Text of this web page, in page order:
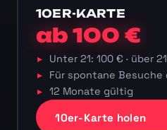
10ER-KARTE
ab 100 €
Unter 21: 100 € · über
Für spontane Besuche
12 Monate gültig
10er-Karte holen